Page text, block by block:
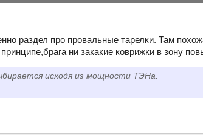
раздел про провальные тарелки. Там
ни закакие коврижки в зону
исходя из мощности ТЭНа.